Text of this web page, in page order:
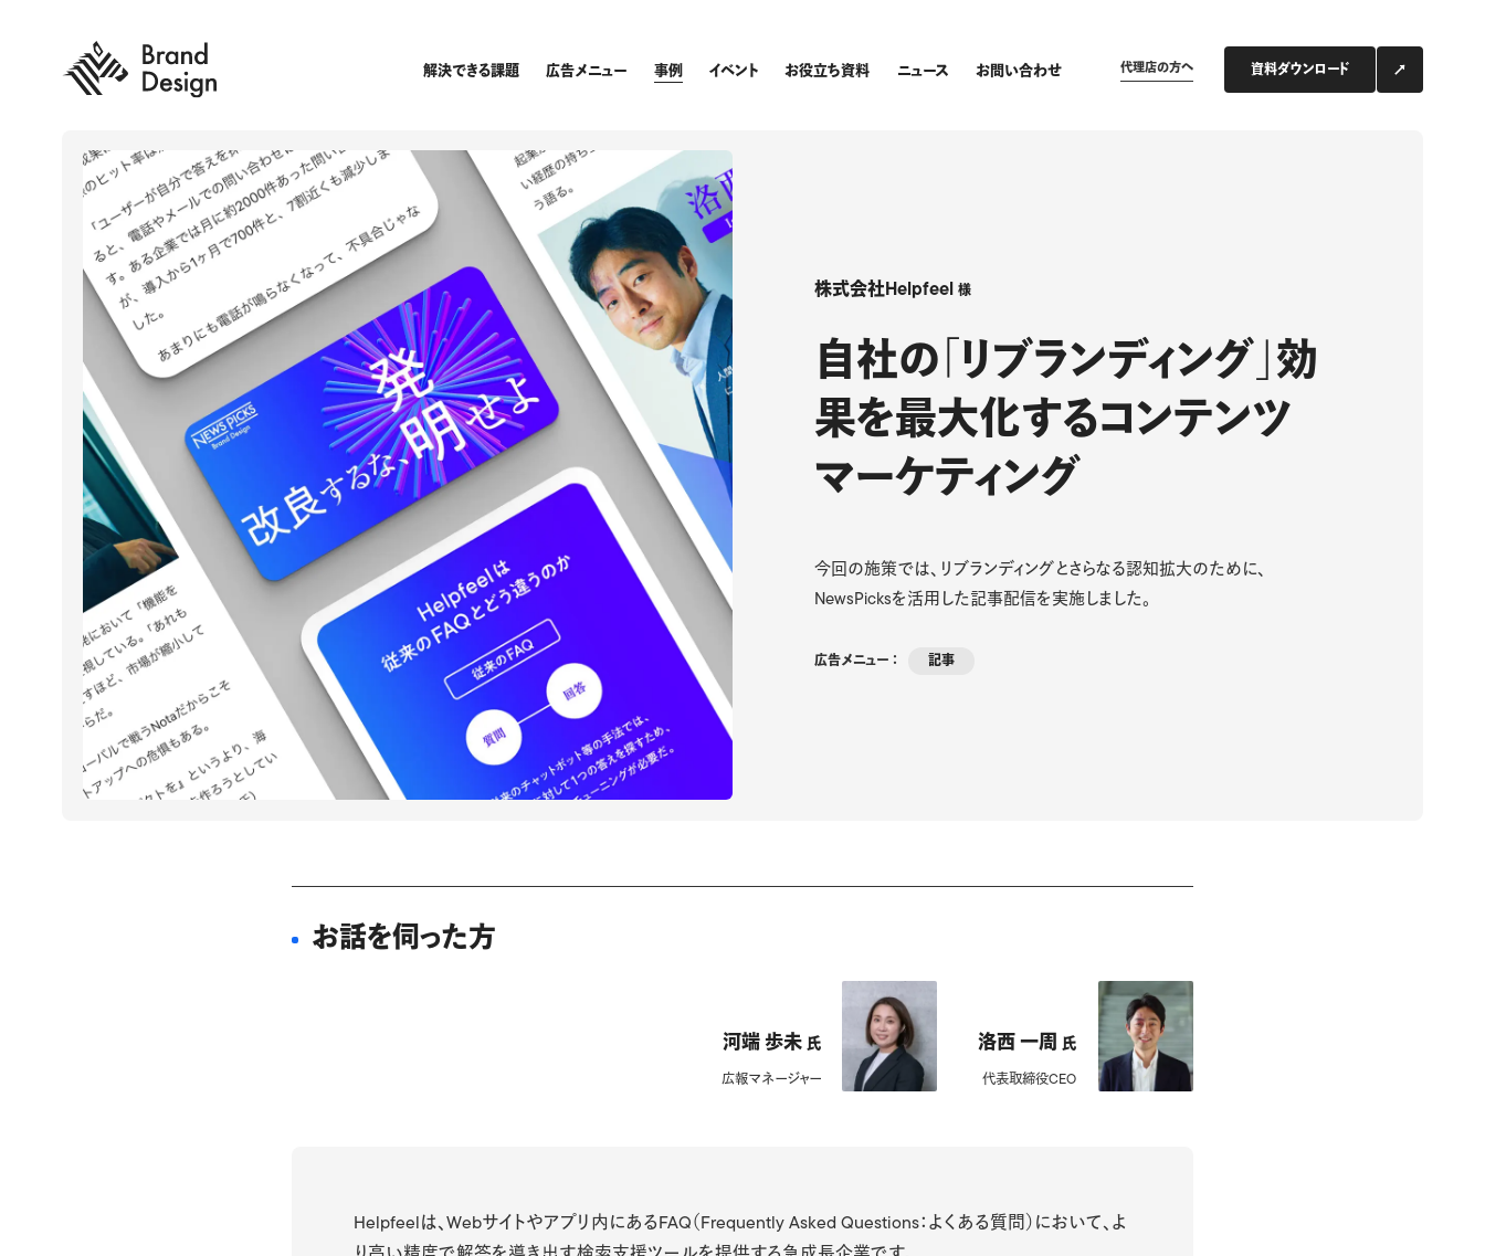
解決できる課題 広告メニュー 事例 イベント お役立ち資料 ニュース お問い合わせ 代理店の方へ 資料ダウンロード
株式会社Helpfeel 様
自社の「リブランディング」効
果を最大化するコンテンツ
マーケティング
今回の施策では、リブランディングとさらなる認知拡大のために、
NewsPicksを活用した記事配信を実施しました。
広告メニュー ： 記事
お話を伺った方
洛西 一周 氏
代表取締役CEO
河端 歩未 氏
広報マネージャー
Helpfeelは、Webサイトやアプリ内にあるFAQ（Frequently Asked Questions：よくある質問）において、よ